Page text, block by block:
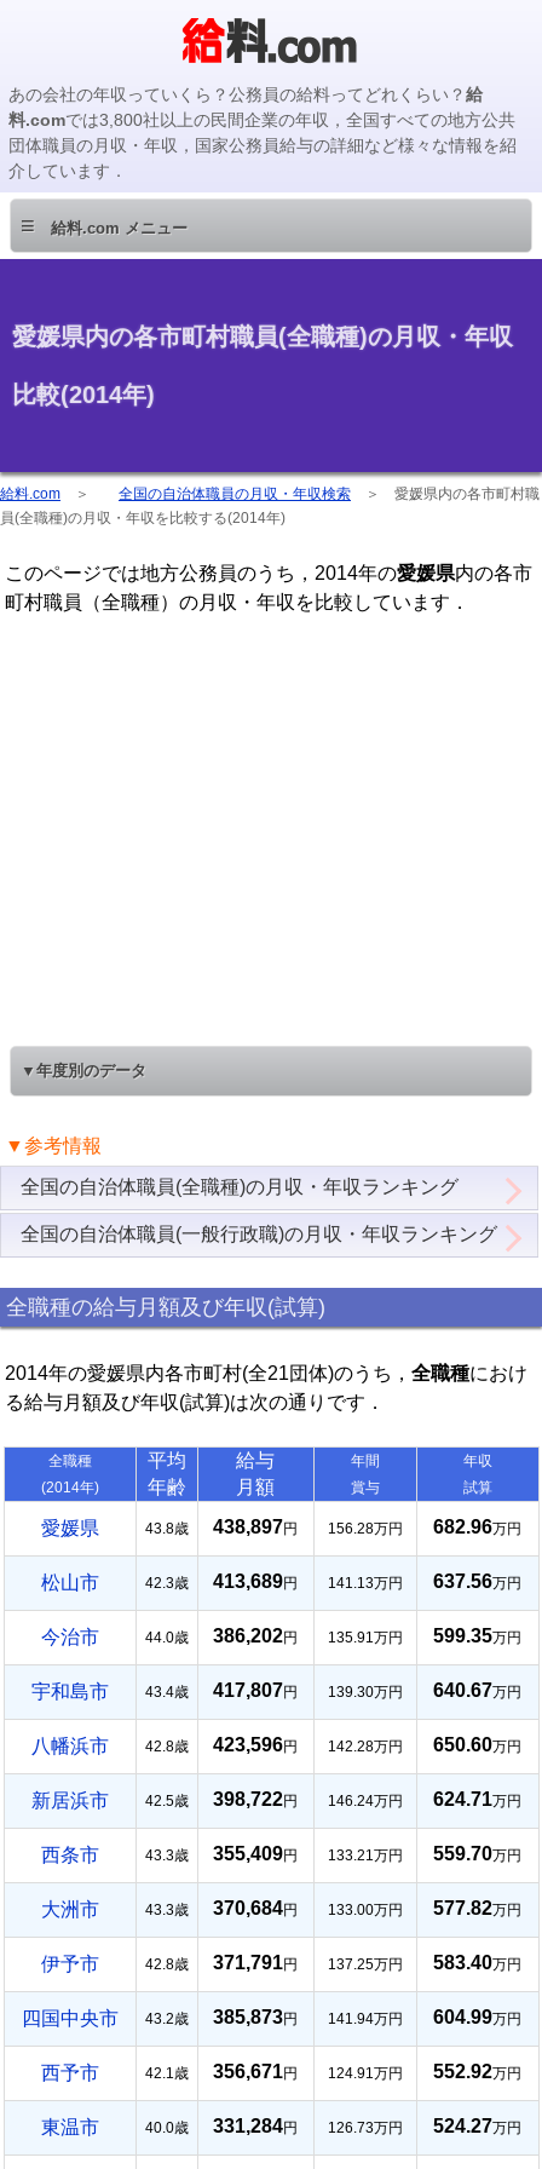
あの会社の年収っていくら？公務員の給料ってどれくらい？給
料.comでは3,800社以上の民間企業の年収，全国すべての地方公共
団体職員の月収・年収，国家公務員給与の詳細など様々な情報を紹
介しています．
≡ 給料.com メニュー
愛媛県内の各市町村職員(全職種)の月収・年収
比較(2014年)
給料.com ＞ 全国の自治体職員の月収・年収検索 ＞ 愛媛県内の各市町村職
員(全職種)の月収・年収を比較する(2014年)
このページでは地方公務員のうち，2014年の愛媛県内の各市
町村職員（全職種）の月収・年収を比較しています．
▼年度別のデータ
▼参考情報
全国の自治体職員(全職種)の月収・年収ランキング
全国の自治体職員(一般行政職)の月収・年収ランキング
全職種の給与月額及び年収(試算)
2014年の愛媛県内各市町村(全21団体)のうち， 全職種におけ
る給与月額及び年収(試算)は次の通りです．
全職種
(2014年)
平均
年齢
給与
月額
年間
賞与
年収
試算
愛媛県 43.8歳 438,897円 156.28万円 682.96万円
松山市 42.3歳 413,689円 141.13万円 637.56万円
今治市 44.0歳 386,202円 135.91万円 599.35万円
宇和島市 43.4歳 417,807円 139.30万円 640.67万円
八幡浜市 42.8歳 423,596円 142.28万円 650.60万円
新居浜市 42.5歳 398,722円 146.24万円 624.71万円
西条市 43.3歳 355,409円 133.21万円 559.70万円
大洲市 43.3歳 370,684円 133.00万円 577.82万円
伊予市 42.8歳 371,791円 137.25万円 583.40万円
四国中央市 43.2歳 385,873円 141.94万円 604.99万円
西予市 42.1歳 356,671円 124.91万円 552.92万円
東温市 40.0歳 331,284円 126.73万円 524.27万円